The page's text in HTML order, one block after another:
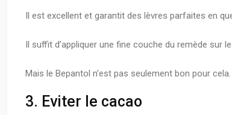
Il est excellent et garantit des lèvres parfaites en
Il suffit d’appliquer une fine couche du remède sur
Mais le Bepantol n’est pas seulement bon pour cela.
3. Eviter le cacao